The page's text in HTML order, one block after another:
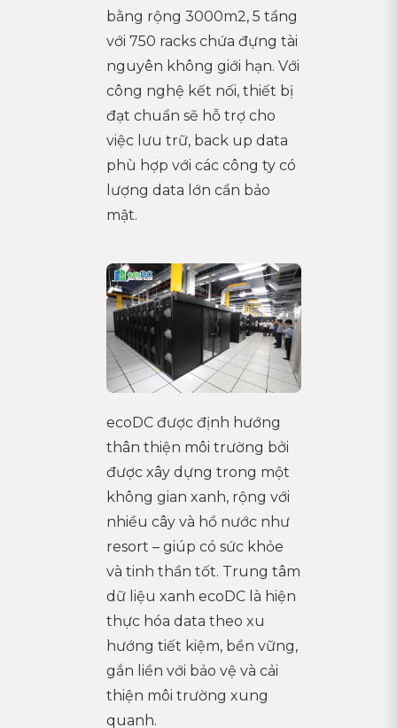
bằng rộng 3000m2, 5 tầng
với 750 racks chứa đựng tài
nguyên không giới hạn. Với
công nghệ kết nối, thiết bị
đạt chuẩn sẽ hỗ trợ cho
việc lưu trữ, back up data
phù hợp với các công ty có
lượng data lớn cần bảo
mật.
ecoDC được định hướng
thân thiện môi trường bởi
được xây dựng trong một
không gian xanh, rộng với
nhiều cây và hồ nước như
resort – giúp có sức khỏe
và tinh thần tốt. Trung tâm
dữ liệu xanh ecoDC là hiện
thực hóa data theo xu
hướng tiết kiệm, bền vững,
gắn liền với bảo vệ và cải
thiện môi trường xung
quanh.